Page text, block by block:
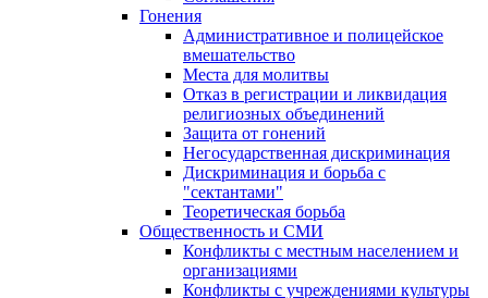
Гонения
Административное и полицейское
вмешательство
Места для молитвы
Отказ в регистрации и ликвидация
религиозных объединений
Защита от гонений
Негосударственная дискриминация
Дискриминация и борьба с
"сектантами"
Теоретическая борьба
Общественность и СМИ
Конфликты с местным населением и
организациями
Конфликты с учреждениями культуры